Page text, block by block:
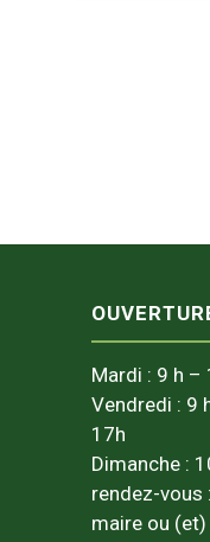
Mardi : 9 h –
Vendredi : 9
17h
Dimanche :
rendez-vous
maire ou